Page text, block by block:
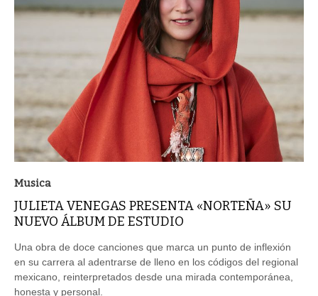
Musica
JULIETA VENEGAS PRESENTA «NORTEÑA» SU
NUEVO ÁLBUM DE ESTUDIO
Una obra de doce canciones que marca un punto de inflexión
en su carrera al adentrarse de lleno en los códigos del regional
mexicano, reinterpretados desde una mirada contemporánea,
honesta y personal.